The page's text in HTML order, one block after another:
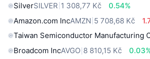
SilverSILVER 1 308,77 Kč
0.54%
Amazon.com IncAMZN 5 708,68 Kč
Taiwan Semiconductor Manufacturing
Broadcom IncAVGO 8 810,15 Kč